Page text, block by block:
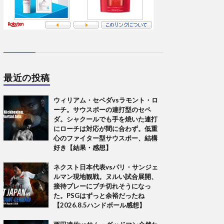
最近の投稿
ウィリアム・セペダvsラモント・ロ
ーチ。サウスポーの連打型のセペ
ダ。シャクールでも手を焼いた連打
にローチは対応が間に合わず。低重
心のファイター型サウスポー、結構
好き【結果・感想】
ネクスト日本代表vsパリ・サンジェ
ルマン現地観戦。ヌルい試合展開、
接待プレーにブチ切れそうになっ
た。PSGはずっと余裕だったね
【2026.8.5ハンドボール感想】